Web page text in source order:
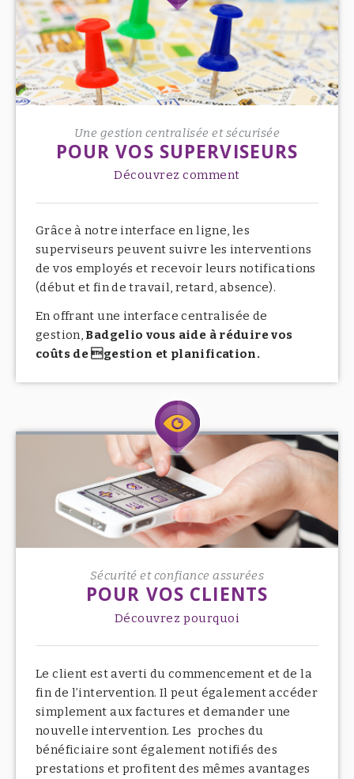
Une gestion centralisée et sécurisée
POUR VOS SUPERVISEURS
Découvrez comment
Grâce à notre interface en ligne, les
superviseurs peuvent suivre les interventions
de vos employés et recevoir leurs notifications
(début et fin de travail, retard, absence).
En offrant une interface centralisée de
gestion, Badgelio vous aide à réduire vos
coûts de gestion et planification.
Sécurité et confiance assurées
POUR VOS CLIENTS
Découvrez pourquoi
Le client est averti du commencement et de la
fin de l’intervention. Il peut également accéder
simplement aux factures et demander une
nouvelle intervention. Les proches du
bénéficiaire sont également notifiés des
prestations et profitent des mêmes avantages